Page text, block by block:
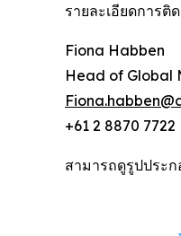
รายละเอียดการติ
Fiona Habben
Head of Global
+61 2 8870 7722
สามารถดูรูปประ